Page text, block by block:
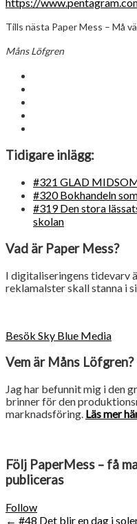
Tills nästa Paper Mess – Må
Måns Löfgren
Tidigare inlägg:
#321 GLAD
#320 Bokhandeln
#319 Den stora
skolan
Vad är Paper Mess?
I digitaliseringens tidevarv
reklamalster skall stanna i
Besök Sky Blue Media
Vem är Måns Löfgren?
Jag har befunnit mig i den
brinner för den
marknadsföring. Läs mer
Följ PaperMess – få
publiceras
Follow
← #48 Det blir en dag i